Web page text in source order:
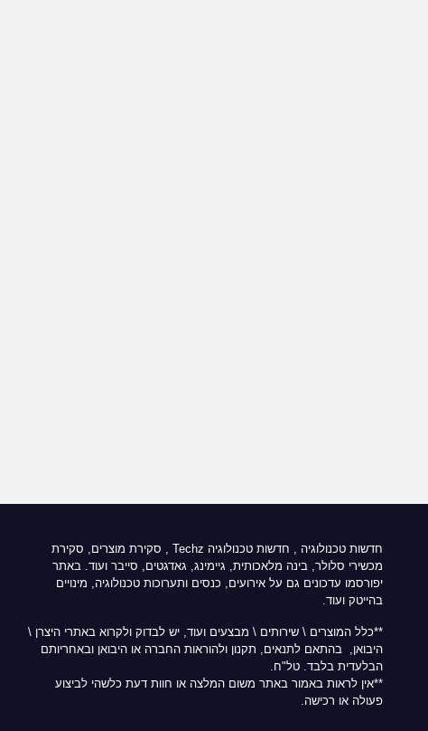
חדשות טכנולוגיה , חדשות טכנולוגיה Techz
, סקירת מוצרים, סקירת
מכשירי סלולר, בינה מלאכותית, גיימינג, גאדגטים, סייבר ועוד. באתר
יפורסמו עדכונים גם על אירועים, כנסים ותערוכות טכנולוגיה, מינויים
בהייטק ועוד.
**כלל המוצרים \ שירותים \ מבצעים ועוד, יש לבדוק ולקרוא באתרי היצרן \
היבואן, בהתאם לתנאים, תקנון ולהוראות החברה או היבואן ובאחריותם
הבלעדית בלבד. טל"ח.
**אין לראות באמור באתר משום המלצה או חוות דעת כלשהי לביצוע
פעולה או רכישה.